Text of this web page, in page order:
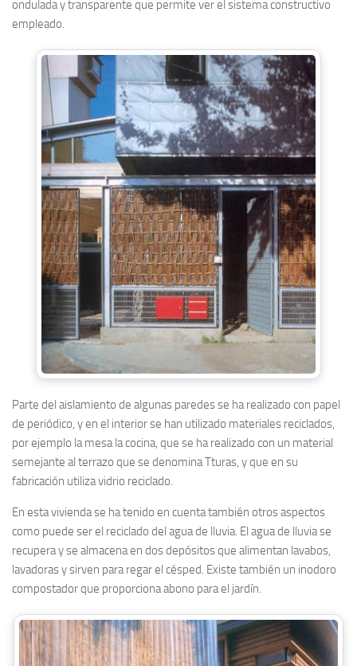
ondulada y transparente que permite ver el sistema constructivo
empleado.
Parte del aislamiento de algunas paredes se ha realizado con papel
de periódico, y en el interior se han utilizado materiales reciclados,
por ejemplo la mesa la cocina, que se ha realizado con un material
semejante al terrazo que se denomina Tturas, y que en su
fabricación utiliza vidrio reciclado.
En esta vivienda se ha tenido en cuenta también otros aspectos
como puede ser el reciclado del agua de lluvia. El agua de lluvia se
recupera y se almacena en dos depósitos que alimentan lavabos,
lavadoras y sirven para regar el césped. Existe también un inodoro
compostador que proporciona abono para el jardín.